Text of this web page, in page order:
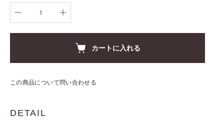
カートに入れる
この商品について問い合わせる
DETAIL